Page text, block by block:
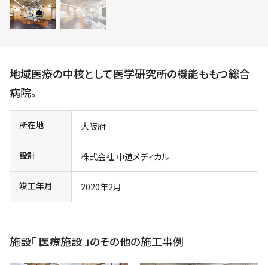
地域医療の中核として医学研究所の機能ももつ総合
病院。
所在地 大阪府
設計 株式会社 中道メディカル
竣工年月 2020年2月
施設「 医療施設 」のその他の施工事例